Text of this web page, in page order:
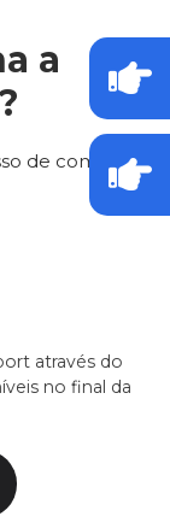
a
de compra do
através do
no final da